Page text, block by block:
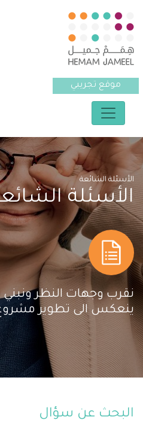
موقع تجريبي
الأسئلة الشائعة
الأسئلة
نقرب وجهات النظر ونبني
ينعكس الى تطوير
البحث عن سؤال